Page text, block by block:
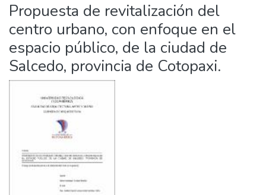
Propuesta de revitalización del
centro urbano, con enfoque en el
espacio público, de la ciudad de
Salcedo, provincia de Cotopaxi.